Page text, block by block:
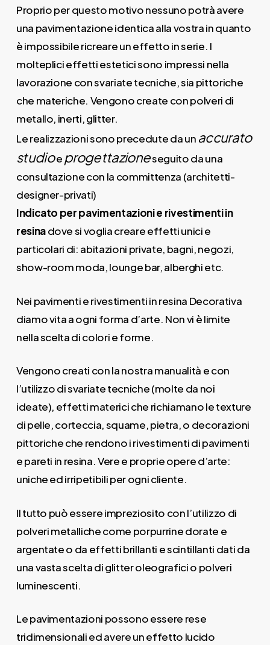
Proprio per questo motivo nessuno potrà avere
una pavimentazione identica alla vostra in quanto
è impossibile ricreare un effetto in serie. I
molteplici effetti estetici sono impressi nella
lavorazione con svariate tecniche, sia pittoriche
che materiche. Vengono create con polveri di
metallo, inerti, glitter.
Le realizzazioni sono precedute da un accurato
studioe progettazioneseguito da una
consultazione con la committenza (architetti-
designer-privati)
Indicato per pavimentazioni e rivestimenti in
resinadove si voglia creare effetti unici e
particolari di: abitazioni private, bagni, negozi,
show-room moda, lounge bar, alberghi etc.
Nei pavimenti e rivestimenti in resina Decorativa
diamo vita a ogni forma d’arte. Non vi è limite
nella scelta di colori e forme.
Vengono creati con la nostra manualità e con
l’utilizzo di svariate tecniche (molte da noi
ideate), effetti materici che richiamano le texture
di pelle, corteccia, squame, pietra, o decorazioni
pittoriche che rendono i rivestimenti di pavimenti
e pareti in resina. Vere e proprie opere d’arte:
uniche ed irripetibili per ogni cliente.
Il tutto può essere impreziosito con l’utilizzo di
polveri metalliche come porpurrine dorate e
argentate o da effetti brillanti e scintillanti dati da
una vasta scelta di glitter oleografici o polveri
luminescenti.
Le pavimentazioni possono essere rese
tridimensionali ed avere un effetto lucido